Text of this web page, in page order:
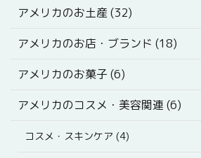
アメリカのお土産 (32)
アメリカのお店・ブランド (18)
アメリカのお菓子 (6)
アメリカのコスメ・美容関連 (6)
コスメ・スキンケア (4)